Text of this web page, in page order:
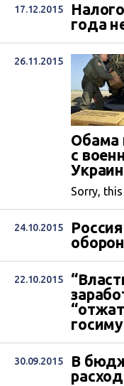
17.12.2015
года
26.11.2015
с
Sorry,
24.10.2015
22.10.2015
30.09.2015
В